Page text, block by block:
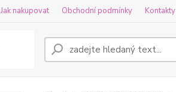
Jak nakupovat Obchodní podmínky Kontakty